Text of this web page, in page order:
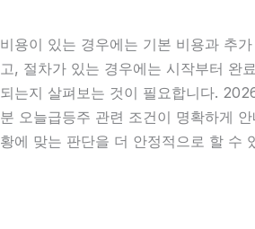
비용이 있는 경우에는 기본 비용과 추
고, 절차가 있는 경우에는 시작부터 완
되는지 살펴보는 것이 필요합니다.
분 오늘급등주 관련 조건이 명확하게
황에 맞는 판단을 더 안정적으로 할 수